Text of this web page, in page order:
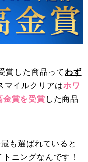
賞した商品ってわず
マイルクリアはホワ
金賞を受賞 した商品
も選ばれていると
ニングなんです！